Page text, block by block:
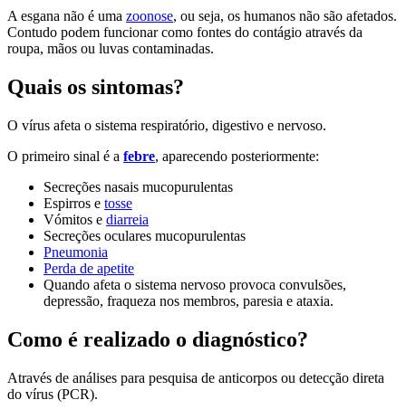
A esgana não é uma zoonose, ou seja, os humanos não são afetados.
Contudo podem funcionar como fontes do contágio através da
roupa, mãos ou luvas contaminadas.
Quais os sintomas?
O vírus afeta o sistema respiratório, digestivo e nervoso.
O primeiro sinal é a febre, aparecendo posteriormente:
Secreções nasais mucopurulentas
Espirros e tosse
Vómitos e diarreia
Secreções oculares mucopurulentas
Pneumonia
Perda de apetite
Quando afeta o sistema nervoso provoca convulsões,
depressão, fraqueza nos membros, paresia e ataxia.
Como é realizado o diagnóstico?
Através de análises para pesquisa de anticorpos ou detecção direta
do vírus (PCR).